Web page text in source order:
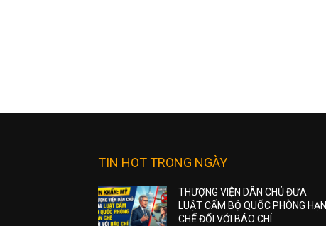
TIN HOT TRONG NGÀY
THƯỢNG VIỆN DÂN CHỦ ĐƯA
LUẬT CẤM BỘ QUỐC PHÒNG HẠN
CHẾ ĐỐI VỚI BÁO CHÍ